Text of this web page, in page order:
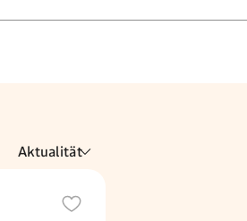
Aktualität